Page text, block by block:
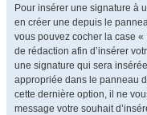
Pour insérer une signature à
en créer une depuis le
vous pouvez cocher la case
de rédaction afin d’insérer
une signature qui sera
appropriée dans le panneau
cette dernière option, il ne
message votre souhait